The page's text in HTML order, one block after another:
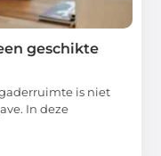
geschikte
is niet
In deze